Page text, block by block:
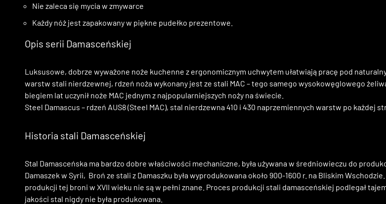
Nie zaleca się mycia w zmywarce
Każdy nóż jest zapakowany w piękne pudełko prezentowe.
Opis serii Damasceńskiej
Luksusowe, dobrze wyważone noże kuchenne z ergonomicznym uchwytem ułatwiają pracę pod
warstw stali nierdzewnej, rdzeń noża wykonany jest ze stali MAC – tego samego wysokowęglowego
biegiem lat uczynił noże MAC jednym z najpopularniejszych noży na świecie.
Steel Damascus – rdzeń AUS8 (Steel MAC), stal nierdzewna 410 i 430 naprzemiennych warstw po każdej
Historia stali Damasceńskiej
Stal Damasceńska ma bardzo dobre właściwości mechaniczne, była używana w średniowieczu do
Damaszek w Syrii, Broń ze stali z Damaszku była wyprodukowana około 900-1600 r. na Bliskim Wschodzie.
produkcji tej broni w XVII wieku nie są w pełni znane. Proces produkcji stali damasceńskiej podlegał
jakości stal nigdy nie była produkowana.